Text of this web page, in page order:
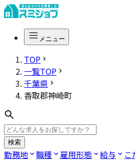
メニュー
TOP
一覧TOP
千葉県
香取郡神崎町
検索
勤務地 職種 雇用形態 給与
こ